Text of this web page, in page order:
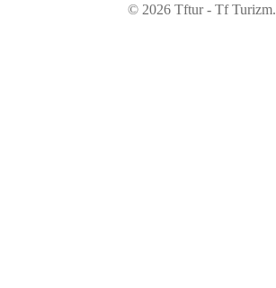
© 2026 Tftur - Tf Turizm.